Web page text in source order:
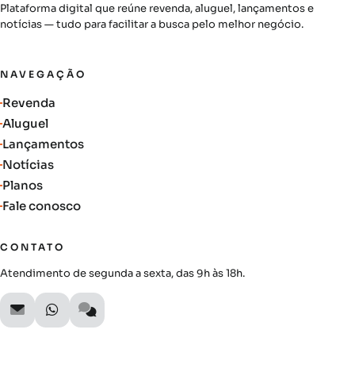
Plataforma digital que reúne revenda, aluguel, lançamentos e
notícias — tudo para facilitar a busca pelo melhor negócio.
NAVEGAÇÃO
Revenda
Aluguel
Lançamentos
Notícias
Planos
Fale conosco
CONTATO
Atendimento de segunda a sexta, das 9h às 18h.